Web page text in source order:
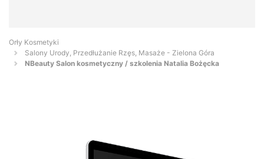
Orły Kosmetyki
Salony Urody, Przedłużanie Rzęs, Masaże - Zielona Góra
NBeauty Salon kosmetyczny / szkolenia Natalia Bożęcka